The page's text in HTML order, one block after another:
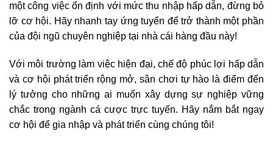
một công việc ổn định với mức thu nhập hấp dẫn, đừng bỏ
lỡ cơ hội. Hãy nhanh tay ứng tuyển để trở thành một phần
của đội ngũ chuyên nghiệp tại nhà cái hàng đầu này!
Với môi trường làm việc hiện đại, chế độ phúc lợi hấp dẫn
và cơ hội phát triển rộng mở, sân chơi tự hào là điểm đến
lý tưởng cho những ai muốn xây dựng sự nghiệp vững
chắc trong ngành cá cược trực tuyến. Hãy nắm bắt ngay
cơ hội để gia nhập và phát triển cùng chúng tôi!